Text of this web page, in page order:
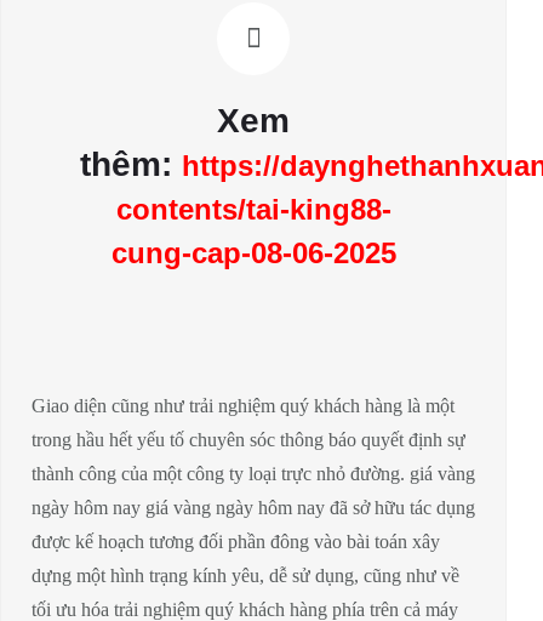
Xem
thêm: https://
contents/tai-king88-
cung-cap-08-06-2025
Giao diện cũng như trải nghiệm quý khách hàng là một
trong hầu hết yếu tố chuyên sóc thông báo quyết định sự
thành công của một công ty loại trực nhỏ đường. giá vàng
ngày hôm nay giá vàng ngày hôm nay đã sở hữu tác dụng
được kế hoạch tương đối phần đông vào bài toán xây
dựng một hình trạng kính yêu, dễ sử dụng, cũng như về
tối ưu hóa trải nghiệm quý khách hàng phía trên cả máy